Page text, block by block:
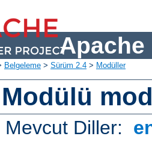
Apache
Belgeleme > Sürüm 2.4 > Modüller
Mevcut Diller: